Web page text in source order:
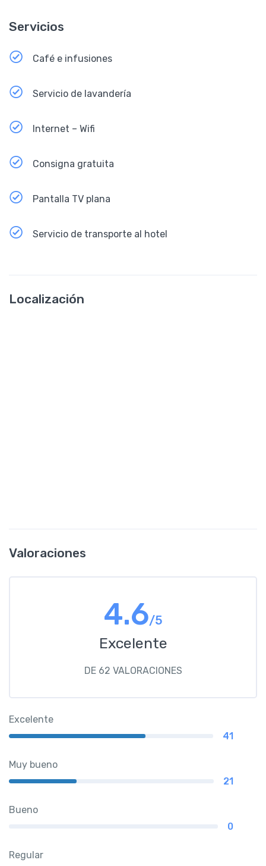
Servicios
Café e infusiones
Servicio de lavandería
Internet – Wifi
Consigna gratuita
Pantalla TV plana
Servicio de transporte al hotel
Localización
Valoraciones
4.6/5
Excelente
DE 62 VALORACIONES
Excelente
41
Muy bueno
21
Bueno
0
Regular